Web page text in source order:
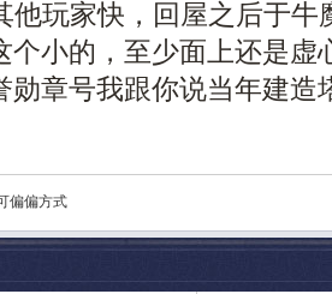
玩家快，回屋之后于牛
个小的，至少面上还是虚
勋章号我跟你说当年建造
偏偏方式